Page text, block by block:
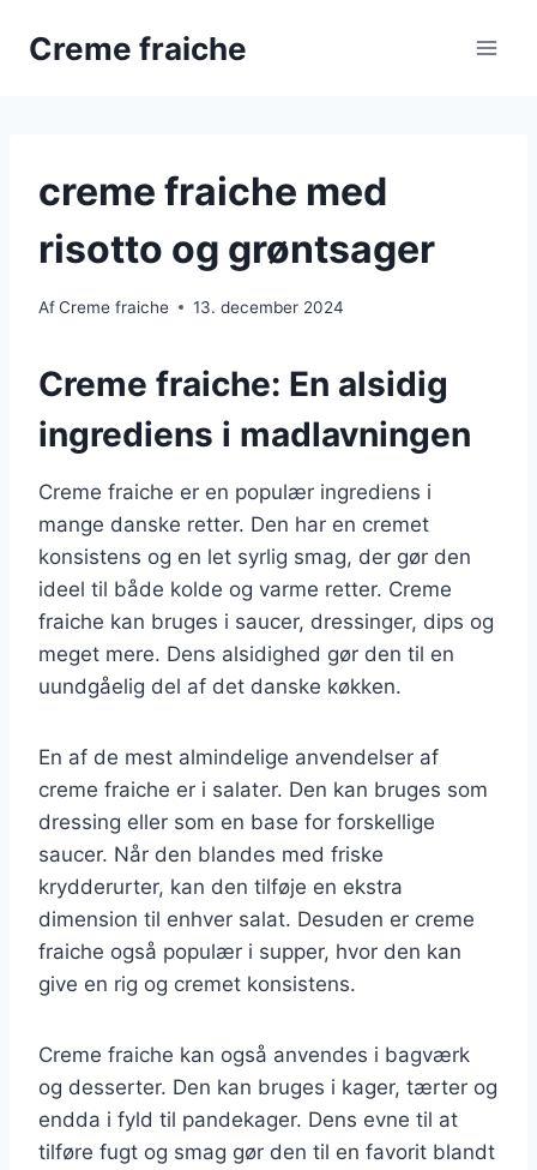
Creme fraiche
creme fraiche med
risotto og grøntsager
AfCreme fraiche 13. december 2024
Creme fraiche: En alsidig
ingrediens i madlavningen
Creme fraiche er en populær ingrediens i
mange danske retter. Den har en cremet
konsistens og en let syrlig smag, der gør den
ideel til både kolde og varme retter. Creme
fraiche kan bruges i saucer, dressinger, dips og
meget mere. Dens alsidighed gør den til en
uundgåelig del af det danske køkken.
En af de mest almindelige anvendelser af
creme fraiche er i salater. Den kan bruges som
dressing eller som en base for forskellige
saucer. Når den blandes med friske
krydderurter, kan den tilføje en ekstra
dimension til enhver salat. Desuden er creme
fraiche også populær i supper, hvor den kan
give en rig og cremet konsistens.
Creme fraiche kan også anvendes i bagværk
og desserter. Den kan bruges i kager, tærter og
endda i fyld til pandekager. Dens evne til at
tilføre fugt og smag gør den til en favorit blandt